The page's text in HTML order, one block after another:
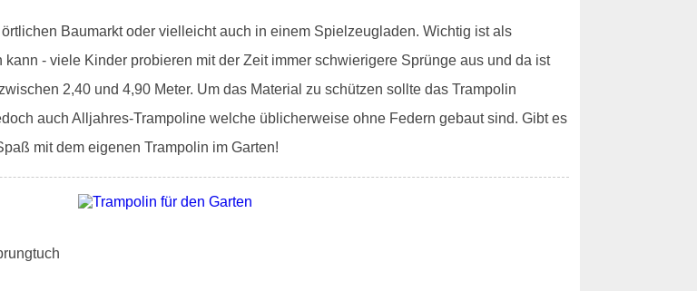
Baumarkt oder vielleicht auch in einem Spielzeugladen. Wichtig ist als
- viele Kinder probieren mit der Zeit immer schwierigere Sprünge aus und da ist
2,40 und 4,90 Meter. Um das Material zu schützen sollte das Trampolin
auch Alljahres-Trampoline welche üblicherweise ohne Federn gebaut sind. Gibt es
mit dem eigenen Trampolin im Garten!